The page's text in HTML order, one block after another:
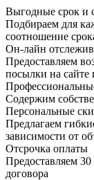
Выгодные срок и
Подбираем для
соотношение
Он-лайн
Предоставляем
посылки на сайте
Содержим
Персональные
Предлагаем
зависимости от
Отсрочка оплаты
Предоставляем
договора